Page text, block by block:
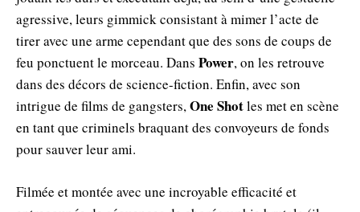
agressive, leurs gimmick consistant à mimer l’acte de
tirer avec une arme cependant que des sons de coups de
feu ponctuent le morceau. Dans Power, on les retrouve
dans des décors de science-fiction. Enfin, avec son
intrigue de films de gangsters,One Shotles met en scène
en tant que criminels braquant des convoyeurs de fonds
pour sauver leur ami.
Filmée et montée avec une incroyable efficacité et